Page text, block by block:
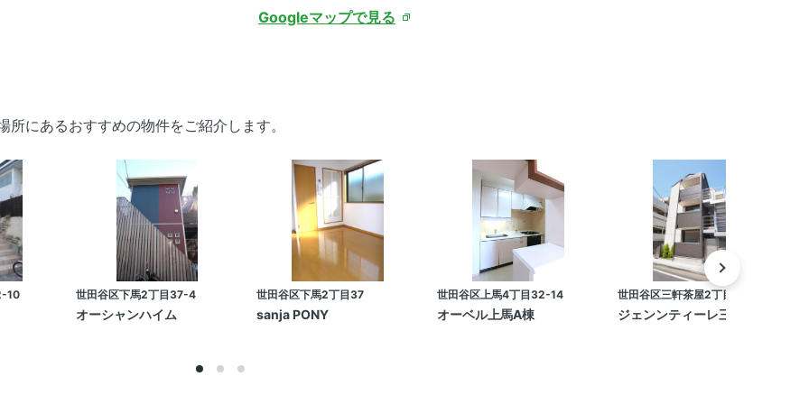
Googleマップで見る
にあるおすすめの物件をご紹介します。
10 世田谷区下馬2丁目37-4
オーシャンハイム
世田谷区下馬2丁目37
sanja PONY
世田谷区上馬4丁目32-14
オーベル上馬A棟
世田谷区三軒茶屋2丁目32-2
ジェンンティーレ三軒茶屋